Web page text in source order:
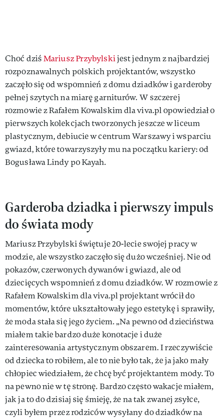
Choć dziśMariusz Przybylskijest jednym z najbardziej
rozpoznawalnych polskich projektantów, wszystko
zaczęło się od wspomnień z domu dziadków i garderoby
pełnej szytych na miarę garniturów. W szczerej
rozmowie z Rafałem Kowalskim dla viva.pl opowiedział o
pierwszych kolekcjach tworzonych jeszcze w liceum
plastycznym, debiucie w centrum Warszawy i wsparciu
gwiazd, które towarzyszyły mu na początku kariery: od
Bogusława Lindy po Kayah.
Garderoba dziadka i pierwszy impuls
do świata mody
Mariusz Przybylski świętuje 20-lecie swojej pracy w
modzie, ale wszystko zaczęło się dużo wcześniej. Nie od
pokazów, czerwonych dywanów i gwiazd, ale od
dziecięcych wspomnień z domu dziadków. W rozmowie z
Rafałem Kowalskim dla viva.pl projektant wrócił do
momentów, które ukształtowały jego estetykę i sprawiły,
że moda stała się jego życiem. „Na pewno od dzieciństwa
miałem takie bardzo duże konotacje i duże
zainteresowania artystycznym obszarem. I rzeczywiście
od dziecka to robiłem, ale to nie było tak, że ja jako mały
chłopiec wiedziałem, że chcę być projektantem mody. To
na pewno nie w tę stronę. Bardzo często wakacje miałem,
jak ja to do dzisiaj się śmieję, że na tak zwanej zsyłce,
czyli byłem przez rodziców wysyłany do dziadków na